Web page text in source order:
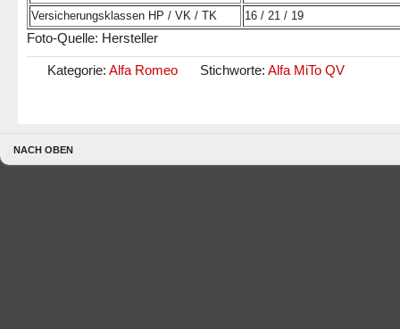
Versicherungsklassen HP / VK / TK
16 / 21 / 19
Foto-Quelle: Hersteller
Kategorie: Alfa Romeo Stichworte: Alfa MiTo QV
NACH OBEN